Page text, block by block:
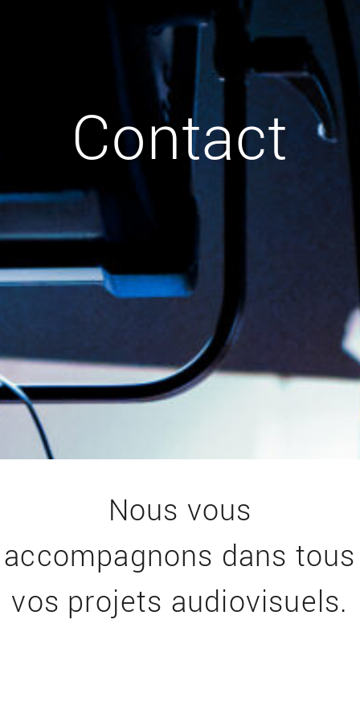
Contact
Nous vous
accompagnons dans tous
vos projets audiovisuels.